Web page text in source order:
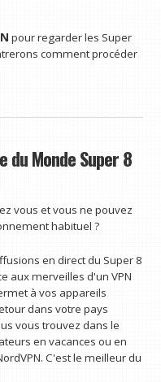
pour regarder les Super
comment procéder
du Monde Super 8
vous et vous ne pouvez
habituel ?
en direct du Super 8
aux merveilles d'un VPN
à vos appareils
dans votre pays
vous trouvez dans le
en vacances ou en
C'est le meilleur du